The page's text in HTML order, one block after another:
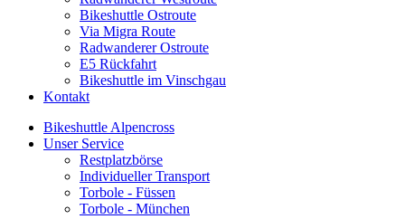
Bikeshuttle Ostroute
Via Migra Route
Radwanderer Ostroute
E5 Rückfahrt
Bikeshuttle im Vinschgau
Kontakt
Bikeshuttle Alpencross
Unser Service
Restplatzbörse
Individueller Transport
Torbole - Füssen
Torbole - München